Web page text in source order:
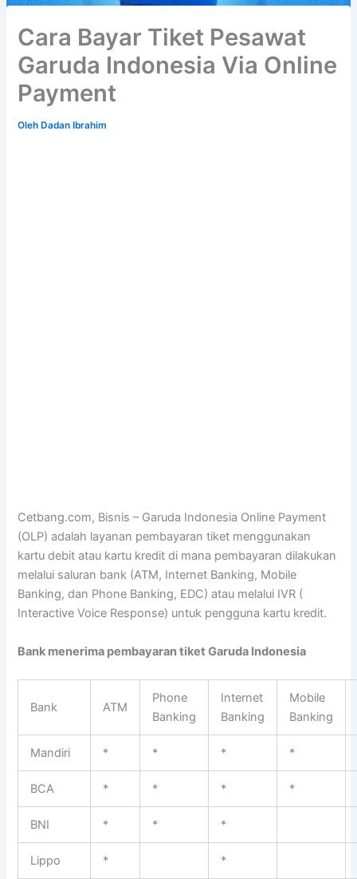
Cara Bayar Tiket Pesawat
Garuda Indonesia Via Online
Payment
OlehDadan Ibrahim
Cetbang.com, Bisnis – Garuda Indonesia Online Payment
(OLP) adalah layanan pembayaran tiket menggunakan
kartu debit atau kartu kredit di mana pembayaran dilakukan
melalui saluran bank (ATM, Internet Banking, Mobile
Banking, dan Phone Banking, EDC) atau melalui IVR (
Interactive Voice Response) untuk pengguna kartu kredit.
Bank menerima pembayaran tiket Garuda Indonesia
Bank ATM
Phone
Banking
Internet
Banking
Mobile
Banking
Mandiri * * * *
BCA * * * *
BNI * * *
Lippo * *